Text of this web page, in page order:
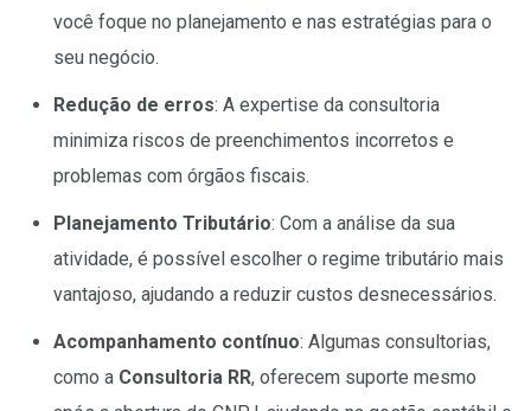
você foque no planejamento e nas estratégias para o
seu negócio.
Redução de erros: A expertise da consultoria
minimiza riscos de preenchimentos incorretos e
problemas com órgãos fiscais.
Planejamento Tributário: Com a análise da sua
atividade, é possível escolher o regime tributário mais
vantajoso, ajudando a reduzir custos desnecessários.
Acompanhamento contínuo: Algumas consultorias,
como a Consultoria RR, oferecem suporte mesmo